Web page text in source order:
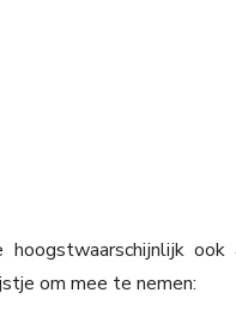
om mee te nemen: